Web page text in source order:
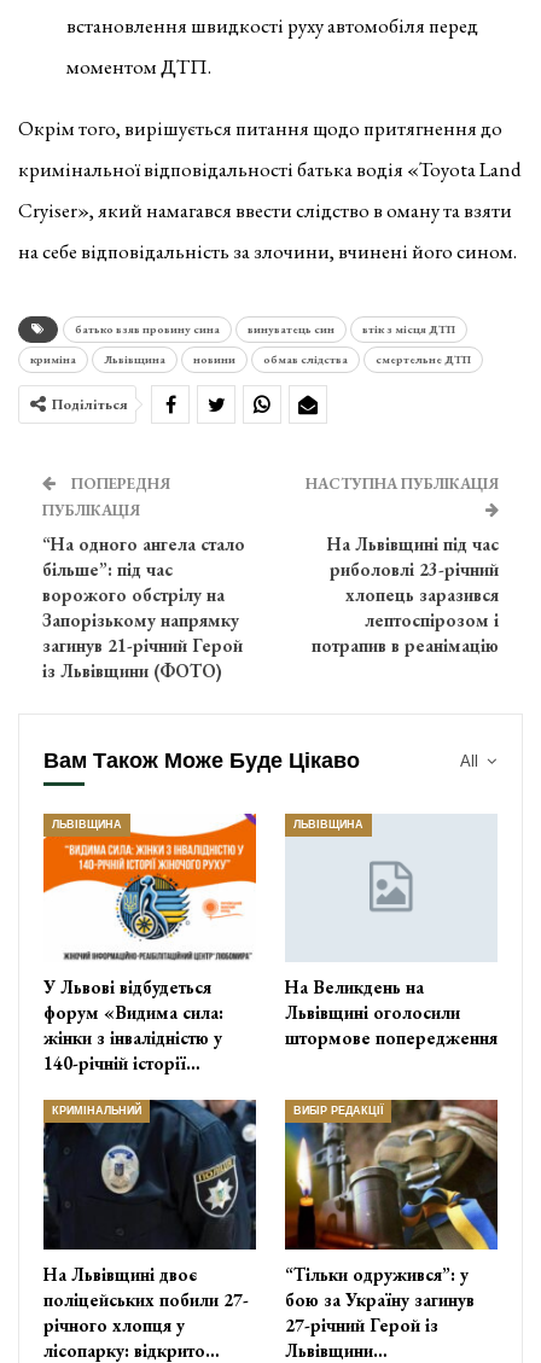
встановлення швидкості руху автомобіля перед
моментом ДТП.
Окрім того, вирішується питання щодо притягнення до
кримінальної відповідальності батька водія «Toyota Land
Cryiser», який намагався ввести слідство в оману та взяти
на себе відповідальність за злочини, вчинені його сином.
батько взяв провину сина винуватець син
втік з місця ДТП
криміна
Львівщина новини обмав слідства смертельне ДТП
Поділіться
ПОПЕРЕДНЯ
ПУБЛІКАЦІЯ
“На одного ангела стало
більше”: під час
ворожого обстрілу на
Запорізькому напрямку
загинув 21-річний Герой
із Львівщини (ФОТО)
НАСТУПНА ПУБЛІКАЦІЯ
На Львівщині під час
риболовлі 23-річний
хлопець заразився
лептоспірозом і
потрапив в реанімацію
All
Вам Також Може Буде Цікаво
ЛЬВІВЩИНА
У Львові відбудеться
форум «Видима сила:
жінки з інвалідністю у
140-річній історії…
ЛЬВІВЩИНА
На Великдень на
Львівщині оголосили
штормове попередження
КРИМІНАЛЬНИЙ
На Львівщині двоє
поліцейських побили 27-
річного хлопця у
лісопарку: відкрито…
ВИБІР РЕДАКЦІЇ
“Тільки одружився”: у
бою за Україну загинув
27-річний Герой із
Львівщини…